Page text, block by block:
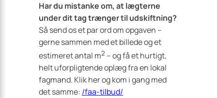
Har du mistanke om, at lægterne
under dit tag trænger til udskiftning?
Så send os et par ord om opgaven –
gerne sammen med et billede og et
estimeret antal m2 – og få et hurtigt,
helt uforpligtende oplæg fra en lokal
fagmand. Klik her og kom i gang med
det samme: /faa-tilbud/